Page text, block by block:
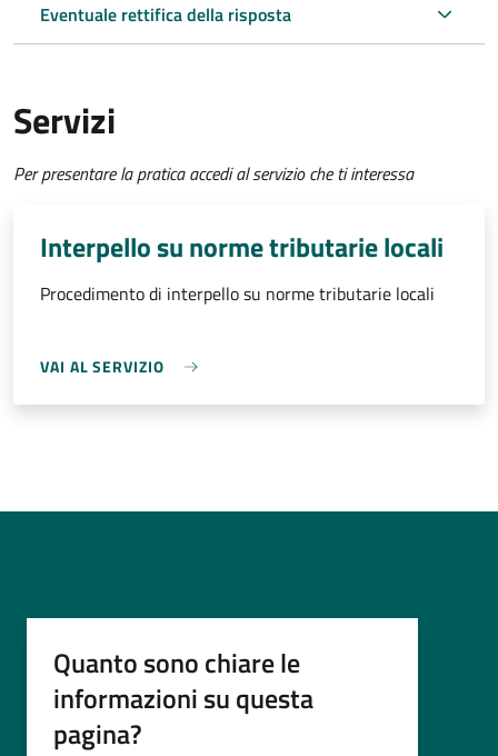
Eventuale rettifica della risposta
Servizi
Per presentare la pratica accedi al servizio che ti interessa
Interpello su norme tributarie locali
Procedimento di interpello su norme tributarie locali
VAI AL SERVIZIO
Quanto sono chiare le
informazioni su questa
pagina?